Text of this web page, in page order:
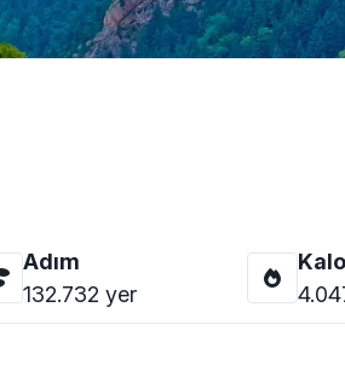
Adım
132.732 yer